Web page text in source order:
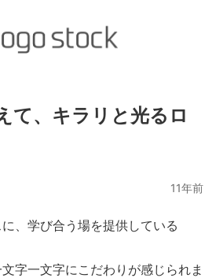
て、キラリと光るロ
11年前
、学び合う場を提供している
字一文字にこだわりが感じられま